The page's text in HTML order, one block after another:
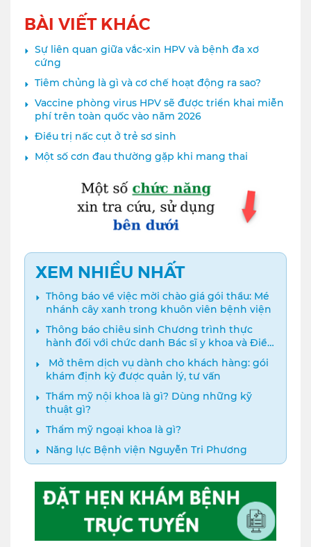
BÀI VIẾT KHÁC
Sự liên quan giữa vắc-xin HPV và bệnh đa xơ
cứng
Tiêm chủng là gì và cơ chế hoạt động ra sao?
Vaccine phòng virus HPV sẽ được triển khai miễn
phí trên toàn quốc vào năm 2026
Điều trị nấc cụt ở trẻ sơ sinh
Một số cơn đau thường gặp khi mang thai
XEM NHIỀU NHẤT
Thông báo về việc mời chào giá gói thầu: Mé
nhánh cây xanh trong khuôn viên bệnh viện
Thông báo chiêu sinh Chương trình thực
hành đối với chức danh Bác sĩ y khoa và Điều
dưỡng năm 2024
️ Mở thêm dịch vụ dành cho khách hàng: gói
khám định kỳ được quản lý, tư vấn
Thẩm mỹ nội khoa là gì? Dùng những kỹ
thuật gì?
Thẩm mỹ ngoại khoa là gì?
Năng lực Bệnh viện Nguyễn Tri Phương